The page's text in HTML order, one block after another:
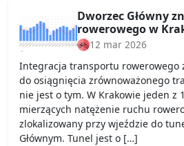
Dworzec Główny
rowerowego w
12 mar 2026
Integracja transportu rowerowego
do osiągnięcia zrównoważonego
nie jest o tym. W Krakowie jeden z
mierzących natężenie ruchu
zlokalizowany przy wjeździe do
Głównym. Tunel jest o […]